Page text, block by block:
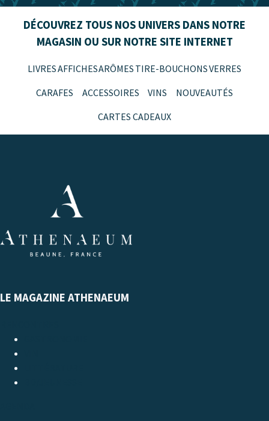
DÉCOUVREZ TOUS NOS UNIVERS DANS NOTRE
MAGASIN OU SUR NOTRE SITE INTERNET
LIVRESAFFICHESARÔMES TIRE-BOUCHONSVERRES
CARAFES ACCESSOIRES VINS NOUVEAUTÉS
CARTES CADEAUX
LE MAGAZINE ATHENAEUM